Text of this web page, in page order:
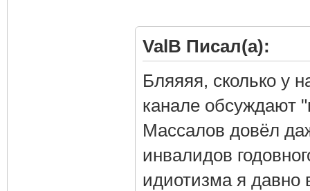
ValB Писал(а):
Бляяяя, сколько у
канале обсуждают
Массалов довёл
инвалидов
идиотизма я давно